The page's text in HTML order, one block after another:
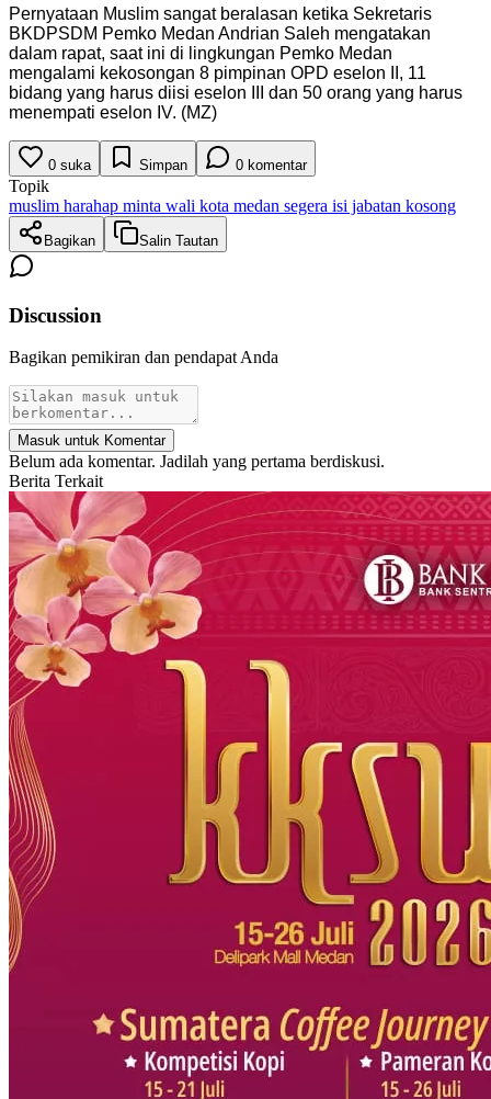
Pernyataan Muslim sangat beralasan ketika Sekretaris
BKDPSDM Pemko Medan Andrian Saleh mengatakan
dalam rapat, saat ini di lingkungan Pemko Medan
mengalami kekosongan 8 pimpinan OPD eselon II, 11
bidang yang harus diisi eselon III dan 50 orang yang harus
menempati eselon IV. (MZ)
0 suka Simpan 0 komentar
Topik
muslim harahap minta wali kota medan segera isi jabatan kosong
Bagikan Salin Tautan
Discussion
Bagikan pemikiran dan pendapat Anda
Masuk untuk Komentar
Belum ada komentar. Jadilah yang pertama berdiskusi.
Berita Terkait